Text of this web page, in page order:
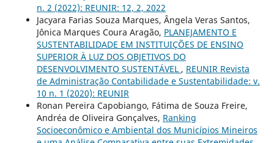
n. 2 (2022): REUNIR: 12, 2, 2022
Jacyara Farias Souza Marques, Ângela Veras Santos,
Jônica Marques Coura Aragão, PLANEJAMENTO E
SUSTENTABILIDADE EM INSTITUIÇÕES DE ENSINO
SUPERIOR À LUZ DOS OBJETIVOS DO
DESENVOLVIMENTO SUSTENTÁVEL , REUNIR Revista
de Administração Contabilidade e Sustentabilidade: v.
10 n. 1 (2020): REUNIR
Ronan Pereira Capobiango, Fátima de Souza Freire,
Andréa de Oliveira Gonçalves, Ranking
Socioeconômico e Ambiental dos Municípios Mineiros